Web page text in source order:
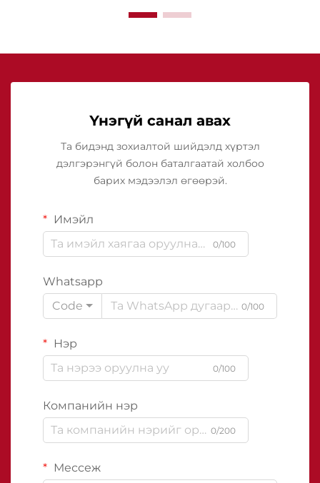
Үнэгүй санал авах
Та бидэнд зохиалтой шийдэлд хүртэл
дэлгэрэнгүй болон баталгаатай холбоо
барих мэдээлэл өгөөрэй.
Имэйл
0/100
Whatsapp
Code
0/100
Нэр
0/100
Компанийн нэр
0/200
Мессеж